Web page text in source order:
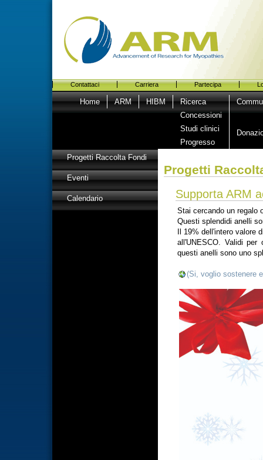
Contattaci Carriera Partecipa
Home ARM HIBM
Ricerca
Concessioni
Studi clinici
Progresso
Progetti Raccolta Fondi
Eventi
Calendario
Progetti
Supporta ARM
Stai cercando un regalo
Questi splendidi anelli
Il 19% dell'intero valore
all'UNESCO. Validi per
questi anelli sono uno
(Si, voglio sostenere